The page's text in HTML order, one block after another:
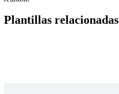
Plantillas relacionadas